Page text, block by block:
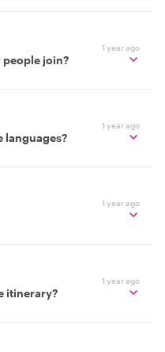
1 year ago
join?
1 year ago
languages?
1 year ago
1 year ago
itinerary?